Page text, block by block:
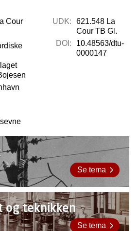
Cour
UDK:
621.548 La
Cour TB Gl.
DOI:
10.48563/dtu-
0000147
Se tema
og teknikken
Se tema